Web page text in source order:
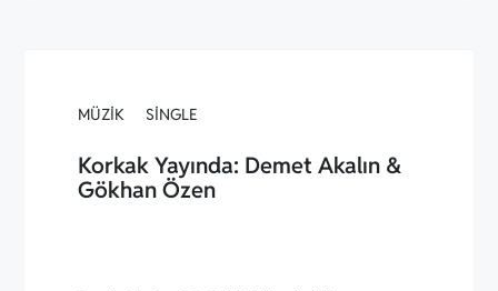
MÜZIK SINGLE
Korkak Yayında: Demet Akalın &
Gökhan Özen